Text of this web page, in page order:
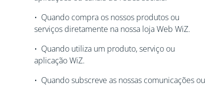
• Quando compra os nossos produtos ou
serviços diretamente na nossa loja Web WiZ.
• Quando utiliza um produto, serviço ou
aplicação WiZ.
• Quando subscreve as nossas comunicações ou